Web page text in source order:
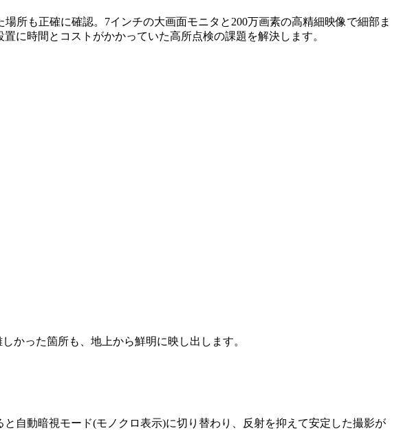
所も正確に確認。7インチの大画面モニタと200万画素の高精細映像で細部ま
に時間とコストがかかっていた高所点検の課題を解決します。
かった箇所も、地上から鮮明に映し出します。
自動暗視モード(モノクロ表示)に切り替わり、反射を抑えて安定した撮影が